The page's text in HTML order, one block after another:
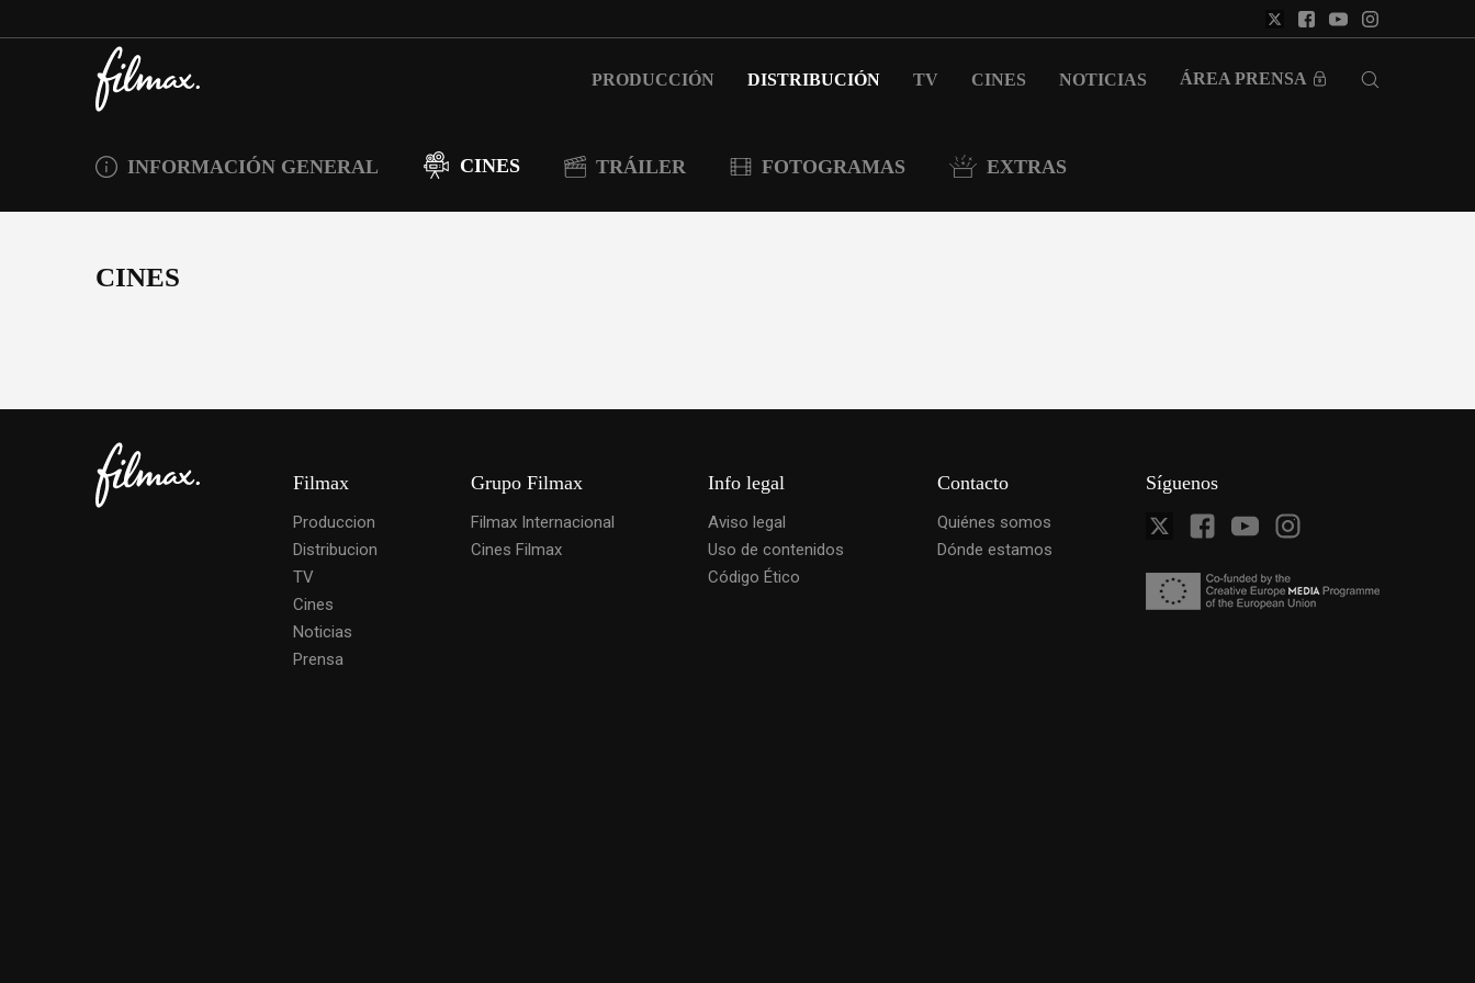
PRODUCCIÓN DISTRIBUCIÓN TV CINES NOTICIAS ÁREA PRENSA
INFORMACIÓN GENERAL CINES TRÁILER FOTOGRAMAS EXTRAS
CINES
Filmax
Produccion
Distribucion
TV
Cines
Noticias
Prensa
Grupo Filmax
Filmax Internacional
Cines Filmax
Info legal
Aviso legal
Uso de contenidos
Código Ético
Contacto
Quiénes somos
Dónde estamos
Síguenos